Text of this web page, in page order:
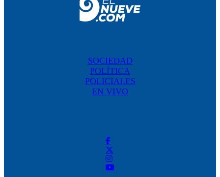
SOCIEDAD
POLÍTICA
POLICIALES
EN VIVO